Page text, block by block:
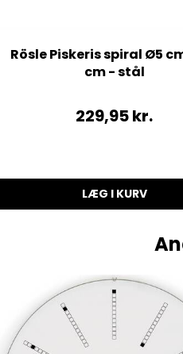
Rösle Piskeris spiral Ø5
cm - stål
229,95kr.
LÆG I KURV